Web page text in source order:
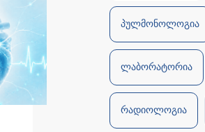
პულმონოლოგია
ლაბორატორია
რადიოლოგია